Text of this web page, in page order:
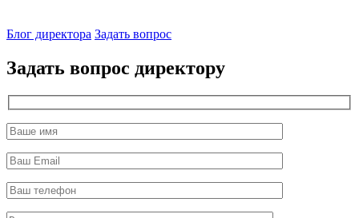
директор
Блог директора Задать вопрос
Задать вопрос директору